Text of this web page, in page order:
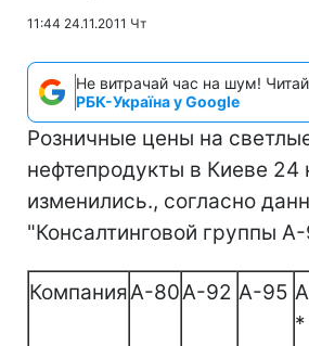
11:44 24.11.2011 Чт
Не витрачай час на шум! Читай
РБК-Україна у Google
Розничные цены на
нефтепродукты в Киеве 24
изменились., согласно
"Консалтинговой группы
КомпанияА-80А-92 А-95
*